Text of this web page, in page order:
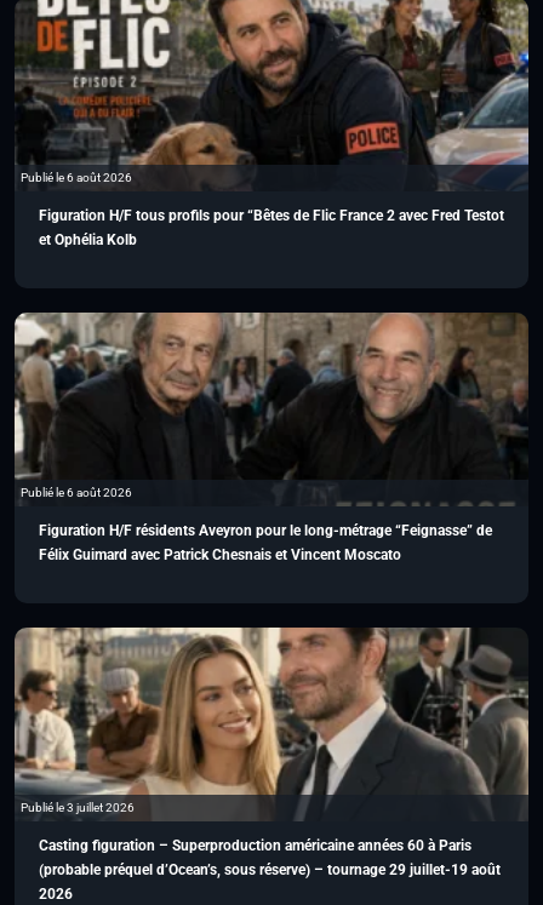
Publié le 6 août 2026
Figuration H/F tous profils pour “Bêtes de Flic France 2 avec Fred Testot
et Ophélia Kolb
Publié le 6 août 2026
Figuration H/F résidents Aveyron pour le long-métrage “Feignasse” de
Félix Guimard avec Patrick Chesnais et Vincent Moscato
Publié le 3 juillet 2026
Casting figuration – Superproduction américaine années 60 à Paris
(probable préquel d’Ocean’s, sous réserve) – tournage 29 juillet-19 août
2026